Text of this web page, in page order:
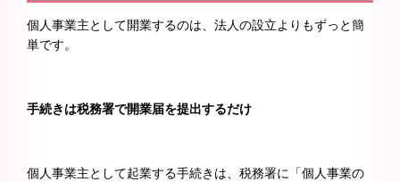
個人事業主として開業するのは、法人の設立よりもずっと簡
単です。
手続きは税務署で開業届を提出するだけ
個人事業主として起業する手続きは、税務署に「個人事業の